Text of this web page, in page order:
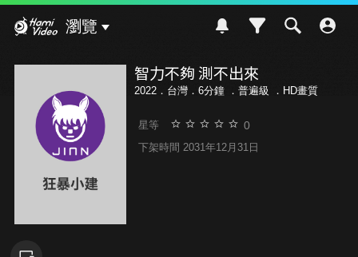
瀏覽
智力不夠 測不出來
2022．台灣．6分鐘 ． 普遍級 ．HD畫質
星等 0
下架時間 2031年12月31日